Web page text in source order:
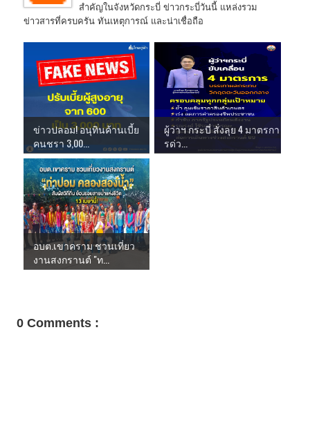
สำคัญในจังหวัดกระบี่ ข่าวกระบี่วันนี้ แหล่งรวม
ข่าวสารที่ครบครัน ทันเหตุการณ์ และน่าเชื่อถือ
ข่าวปลอม! อนุทินค้านเบี้ย
คนชรา 3,00...
ผู้ว่าฯ กระบี่ สั่งลุย 4 มาตรกา
รด่ว...
อบต.เขาคราม ชวนเที่ยว
งานสงกรานต์ "ท...
0 Comments :